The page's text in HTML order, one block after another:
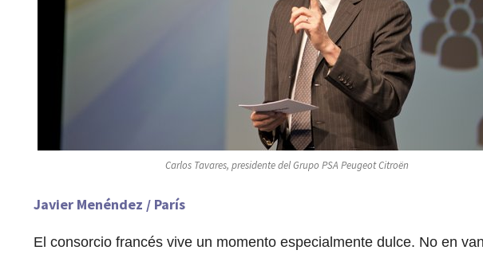
Carlos Tavares, presidente del Grupo PSA Peugeot Citroën
Javier Menéndez / París
El consorcio francés vive un momento especialmente dulce. No en